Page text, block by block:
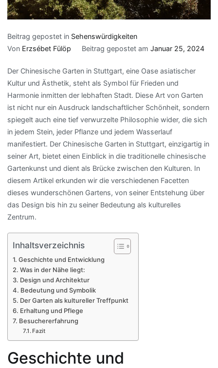
Beitrag gepostet in Sehenswürdigkeiten
Von Erzsébet Fülöp Beitrag gepostet am Januar 25, 2024
Der Chinesische Garten in Stuttgart, eine Oase asiatischer
Kultur und Ästhetik, steht als Symbol für Frieden und
Harmonie inmitten der lebhaften Stadt. Diese Art von Garten
ist nicht nur ein Ausdruck landschaftlicher Schönheit, sondern
spiegelt auch eine tief verwurzelte Philosophie wider, die sich
in jedem Stein, jeder Pflanze und jedem Wasserlauf
manifestiert. Der Chinesische Garten in Stuttgart, einzigartig in
seiner Art, bietet einen Einblick in die traditionelle chinesische
Gartenkunst und dient als Brücke zwischen den Kulturen. In
diesem Artikel erkunden wir die verschiedenen Facetten
dieses wunderschönen Gartens, von seiner Entstehung über
das Design bis hin zu seiner Bedeutung als kulturelles
Zentrum.
Inhaltsverzeichnis
Geschichte und Entwicklung
Was in der Nähe liegt:
Design und Architektur
Bedeutung und Symbolik
Der Garten als kultureller Treffpunkt
Erhaltung und Pflege
Besuchererfahrung
Fazit
Geschichte und